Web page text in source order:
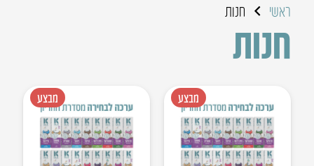
ראשי חנות
חנות
מבצע מבצע